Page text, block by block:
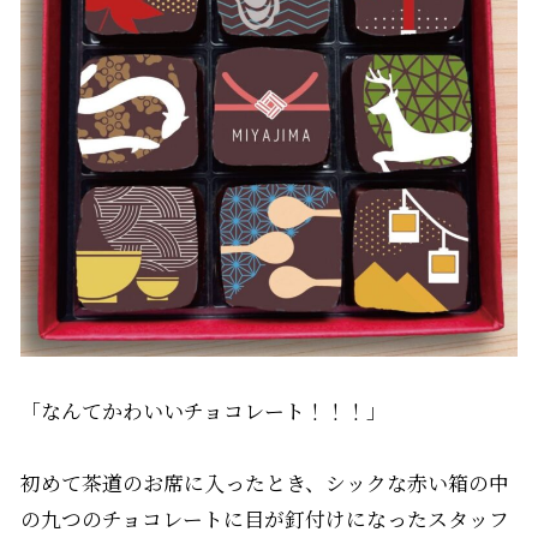
「なんてかわいいチョコレート！！！」
初めて茶道のお席に入ったとき、シックな赤い箱の中
の九つのチョコレートに目が釘付けになったスタッフ